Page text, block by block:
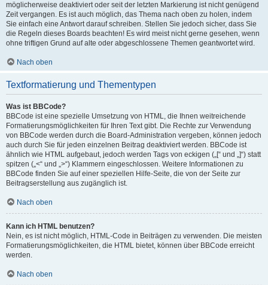
möglicherweise deaktiviert oder seit der letzten Markierung ist nicht genügend
Zeit vergangen. Es ist auch möglich, das Thema nach oben zu holen, indem
Sie einfach eine Antwort darauf schreiben. Stellen Sie jedoch sicher, dass Sie
die Regeln dieses Boards beachten! Es wird meist nicht gerne gesehen, wenn
ohne triftigen Grund auf alte oder abgeschlossene Themen geantwortet wird.
Nach oben
Textformatierung und Thementypen
Was ist BBCode?
BBCode ist eine spezielle Umsetzung von HTML, die Ihnen weitreichende
Formatierungsmöglichkeiten für Ihren Text gibt. Die Rechte zur Verwendung
von BBCode werden durch die Board-Administration vergeben, können jedoch
auch durch Sie für jeden einzelnen Beitrag deaktiviert werden. BBCode ist
ähnlich wie HTML aufgebaut, jedoch werden Tags von eckigen („[“ und „]“) statt
spitzen („<“ und „>“) Klammern eingeschlossen. Weitere Informationen zu
BBCode finden Sie auf einer speziellen Hilfe-Seite, die von der Seite zur
Beitragserstellung aus zugänglich ist.
Nach oben
Kann ich HTML benutzen?
Nein, es ist nicht möglich, HTML-Code in Beiträgen zu verwenden. Die meisten
Formatierungsmöglichkeiten, die HTML bietet, können über BBCode erreicht
werden.
Nach oben